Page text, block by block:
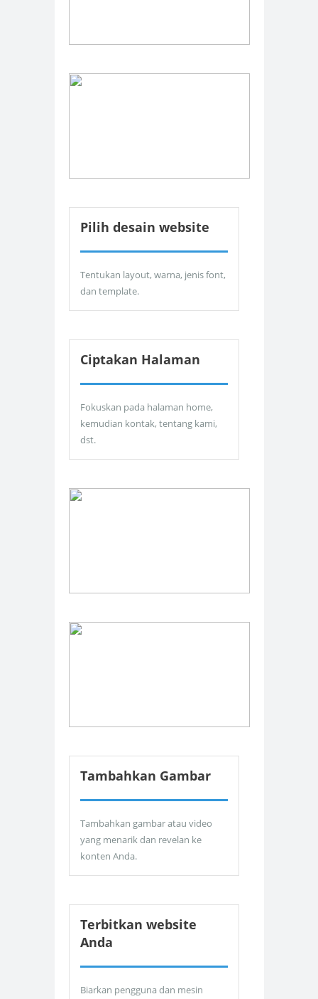
Pilih desain website
Tentukan layout, warna, jenis font,
dan template.
Ciptakan Halaman
Fokuskan pada halaman home,
kemudian kontak, tentang kami,
dst.
Tambahkan Gambar
Tambahkan gambar atau video
yang menarik dan revelan ke
konten Anda.
Terbitkan website
Anda
Biarkan pengguna dan mesin